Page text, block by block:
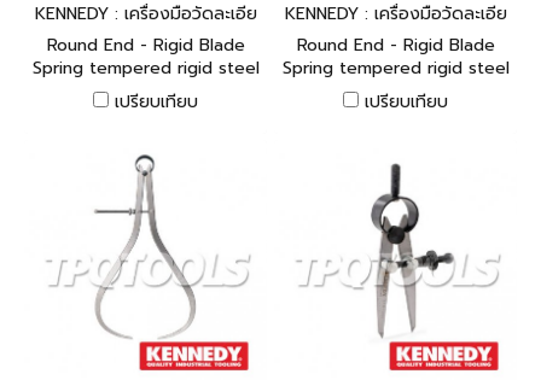
KENNEDY : เครื่องมือวัดละเอีย
ด KEN-518-3010K, KEN-518-
3210K, KEN-518-3030K, KEN
-518-3230K
Round End - Rigid Blade
Spring tempered rigid steel
blades. 150mm/6” = 19mm
blade width. Other lengths
hanging hole.
เปรียบเทียบ
KENNEDY : เครื่องมือวัดละเอีย
ด KEN-518-3010K, KEN-518-
3210K, KEN-518-3030K, KEN
-518-3230K
Round End - Rigid Blade
Spring tempered rigid steel
blades. 150mm/6” = 19mm
blade width. Other lengths
hanging hole. Finest quality
spring tempered stainless
steel. Satin chrome. Anti-
glare finish with permanent
black figures and
graduations. Extremely
easy to read. Accuracy: ±
0.2mm full scale. Constant
at 20°C. Rustless. Rigid
Blade - Metric - subdivided
เปรียบเทียบ